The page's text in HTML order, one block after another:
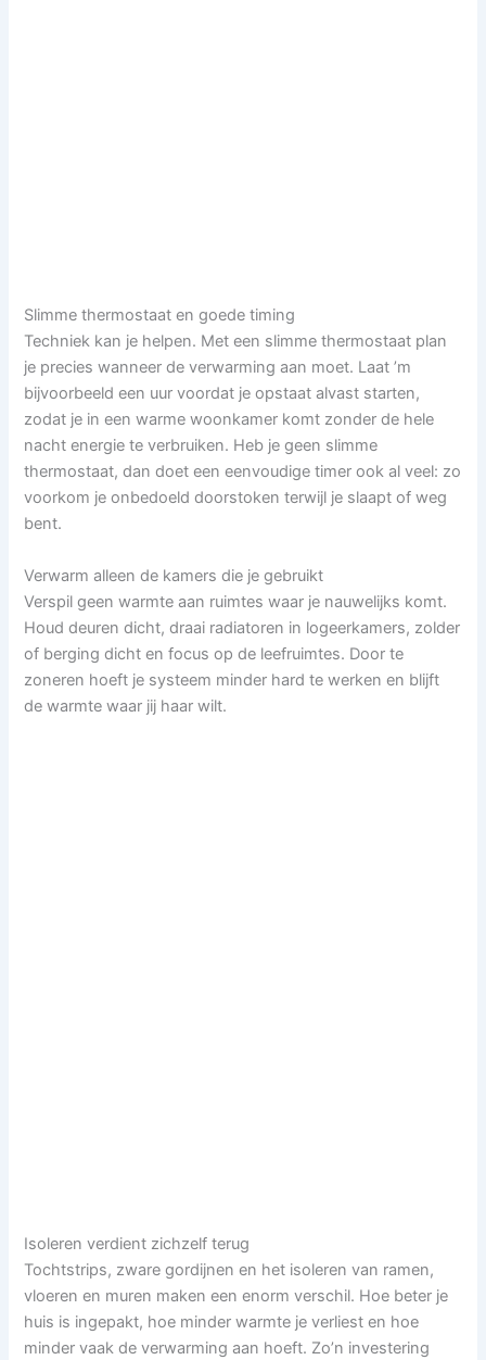
Slimme thermostaat en goede timing
Techniek kan je helpen. Met een slimme thermostaat plan
je precies wanneer de verwarming aan moet. Laat ’m
bijvoorbeeld een uur voordat je opstaat alvast starten,
zodat je in een warme woonkamer komt zonder de hele
nacht energie te verbruiken. Heb je geen slimme
thermostaat, dan doet een eenvoudige timer ook al veel: zo
voorkom je onbedoeld doorstoken terwijl je slaapt of weg
bent.
Verwarm alleen de kamers die je gebruikt
Verspil geen warmte aan ruimtes waar je nauwelijks komt.
Houd deuren dicht, draai radiatoren in logeerkamers, zolder
of berging dicht en focus op de leefruimtes. Door te
zoneren hoeft je systeem minder hard te werken en blijft
de warmte waar jij haar wilt.
Isoleren verdient zichzelf terug
Tochtstrips, zware gordijnen en het isoleren van ramen,
vloeren en muren maken een enorm verschil. Hoe beter je
huis is ingepakt, hoe minder warmte je verliest en hoe
minder vaak de verwarming aan hoeft. Zo’n investering